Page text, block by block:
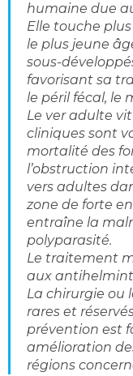
humaine due
Elle touche
le plus jeune
sous-
favorisant sa
le péril fécal, le
Le ver adulte
cliniques sont
mortalité des
l’obstruction
vers adultes
zone de forte
entraîne la
polyparasité.
Le traitement
aux
La chirurgie ou
rares et
prévention est
amélioration
régions